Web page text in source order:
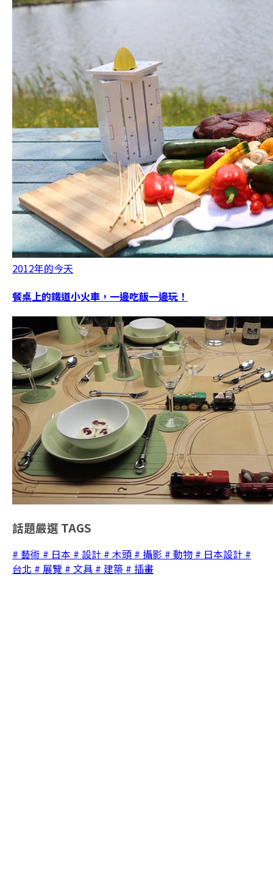
2012年的今天
餐桌上的鐵道小火車，一邊吃飯一邊玩！
話題嚴選 TAGS
# 藝術 # 日本 # 設計 # 木頭 # 攝影 # 動物 # 日本設計 #
台北 # 展覽 # 文具 # 建築 # 插畫